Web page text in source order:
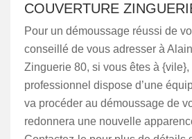
COUVERTURE
Pour un démoussage réussi de
conseillé de vous adresser à
Zinguerie 80, si vous êtes à
professionnel dispose d’une
va procéder au démoussage de
redonnera une nouvelle